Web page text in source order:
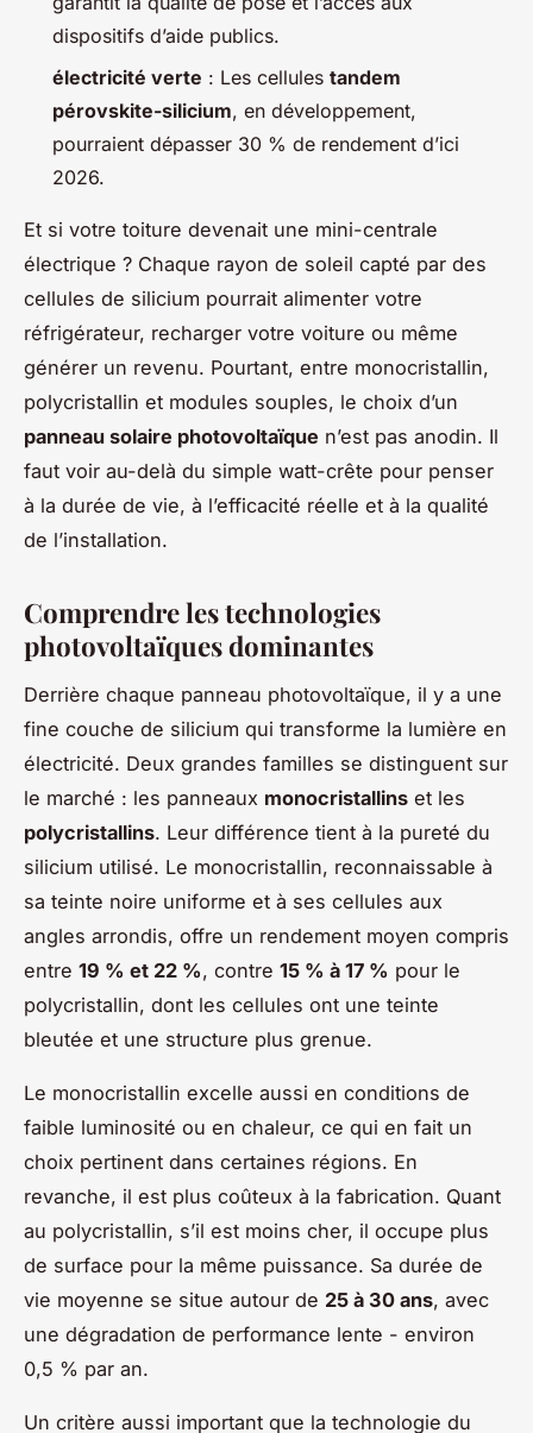
dispositifs d’aide publics.
électricité verte : Les cellules tandem
pérovskite-silicium, en développement,
pourraient dépasser 30 % de rendement d’ici
2026.
Et si votre toiture devenait une mini-centrale
électrique ? Chaque rayon de soleil capté par des
cellules de silicium pourrait alimenter votre
réfrigérateur, recharger votre voiture ou même
générer un revenu. Pourtant, entre monocristallin,
polycristallin et modules souples, le choix d’un
panneau solaire photovoltaïque n’est pas anodin. Il
faut voir au-delà du simple watt-crête pour penser
à la durée de vie, à l’efficacité réelle et à la qualité
de l’installation.
Comprendre les technologies
photovoltaïques dominantes
Derrière chaque panneau photovoltaïque, il y a une
fine couche de silicium qui transforme la lumière en
électricité. Deux grandes familles se distinguent sur
le marché : les panneaux monocristallins et les
polycristallins. Leur différence tient à la pureté du
silicium utilisé. Le monocristallin, reconnaissable à
sa teinte noire uniforme et à ses cellules aux
angles arrondis, offre un rendement moyen compris
entre 19 % et 22 %, contre 15 % à 17 % pour le
polycristallin, dont les cellules ont une teinte
bleutée et une structure plus grenue.
Le monocristallin excelle aussi en conditions de
faible luminosité ou en chaleur, ce qui en fait un
choix pertinent dans certaines régions. En
revanche, il est plus coûteux à la fabrication. Quant
au polycristallin, s’il est moins cher, il occupe plus
de surface pour la même puissance. Sa durée de
vie moyenne se situe autour de 25 à 30 ans, avec
une dégradation de performance lente - environ
0,5 % par an.
Un critère aussi important que la technologie du